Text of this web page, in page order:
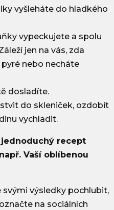
vyšleháte do hladkého
vypeckujete a spolu
jen na vás, zda
nebo necháte
dosladíte.
do skleniček, ozdobit
vychladit.
jednoduchý recept
Vaší oblíbenou
výsledky pochlubit,
na sociálních